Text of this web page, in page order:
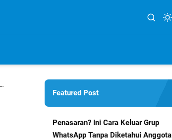
Featured Post
Penasaran? Ini Cara Keluar Grup
WhatsApp Tanpa Diketahui Anggota